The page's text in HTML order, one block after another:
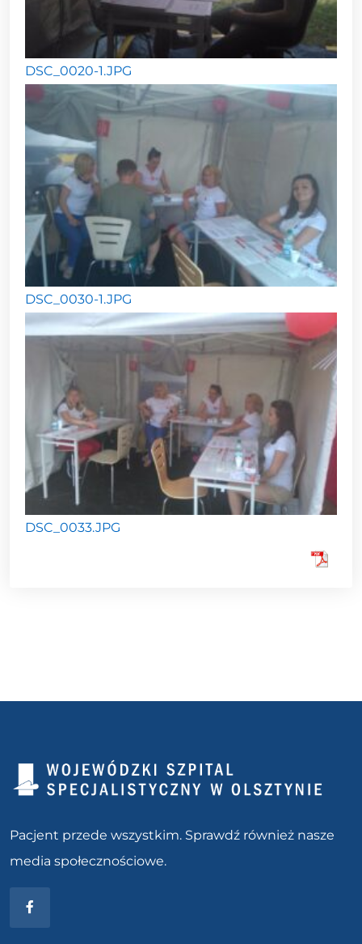
DSC_0020-1.JPG
DSC_0030-1.JPG
DSC_0033.JPG
Pacjent przede wszystkim. Sprawdź również nasze
media społecznościowe.